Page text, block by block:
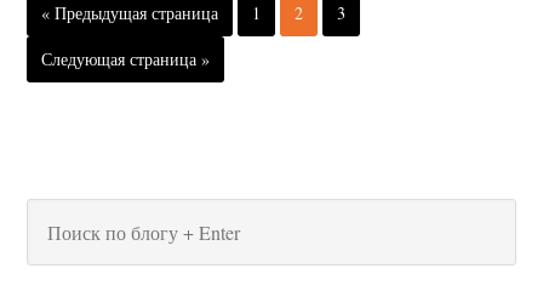
« Предыдущая страница 1 2
3
Следующая страница »